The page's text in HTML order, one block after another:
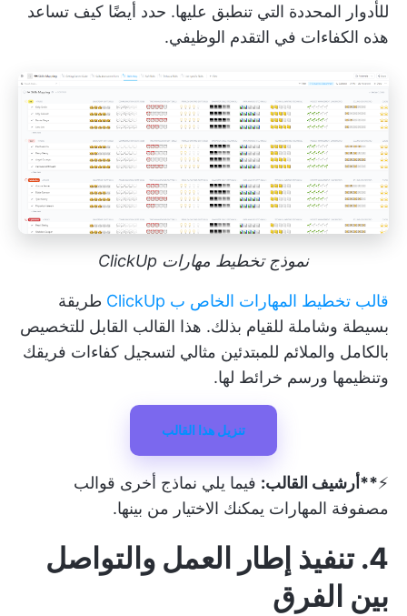
للأدوار المحددة التي تنطبق عليها. حدد أيضًا كيف تساعد
هذه الكفاءات في التقدم الوظيفي.
نموذج تخطيط مهارات ClickUp
قالب تخطيط المهارات الخاص ب ClickUp
طريقة
بسيطة وشاملة للقيام بذلك. هذا القالب القابل للتخصيص
بالكامل والملائم للمبتدئين مثالي لتسجيل كفاءات فريقك
وتنظيمها ورسم خرائط لها.
تنزيل هذا القالب
⚡️**أرشيف القالب: فيما يلي نماذج أخرى قوالب
مصفوفة المهارات يمكنك الاختيار من بينها.
4. تنفيذ إطار العمل والتواصل
بين الفرق